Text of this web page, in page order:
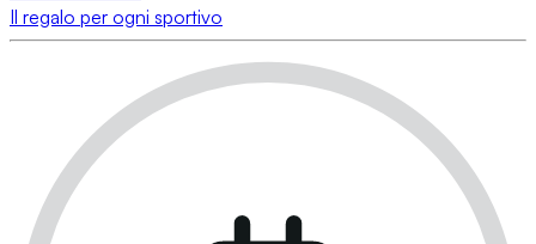
Il regalo per ogni sportivo